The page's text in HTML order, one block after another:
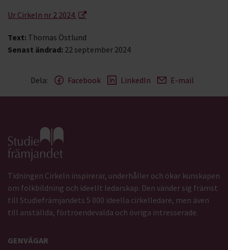
Ur Cirkeln nr 2 2024.
Text: Thomas Östlund
Senast ändrad: 22 september 2024
Dela: Facebook LinkedIn E-mail
Gå till studiefrämjandets startsida
Tidningen Cirkeln inspirerar, underhåller och ökar kunskapen
om folkbildning och ideellt ledarskap. Den vänder sig främst
till Studiefrämjandets 5 000 ideella cirkelledare, men även
till anställda, förtroendevalda och övriga intresserade.
GENVÄGAR